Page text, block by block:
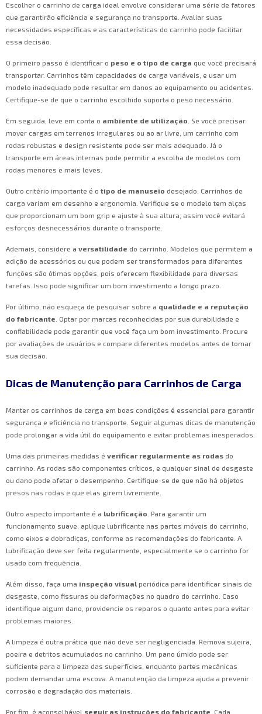
Escolher o carrinho de carga ideal envolve considerar uma série de fatores
que garantirão eficiência e segurança no transporte. Avaliar suas
necessidades específicas e as características do carrinho pode facilitar
essa decisão.
O primeiro passo é identificar o peso e o tipo de carga que você precisará
transportar. Carrinhos têm capacidades de carga variáveis, e usar um
modelo inadequado pode resultar em danos ao equipamento ou acidentes.
Certifique-se de que o carrinho escolhido suporta o peso necessário.
Em seguida, leve em conta o ambiente de utilização . Se você precisar
mover cargas em terrenos irregulares ou ao ar livre, um carrinho com
rodas robustas e design resistente pode ser mais adequado. Já o
transporte em áreas internas pode permitir a escolha de modelos com
rodas menores e mais leves.
Outro critério importante é o tipo de manuseio desejado. Carrinhos de
carga variam em desenho e ergonomia. Verifique se o modelo tem alças
que proporcionam um bom grip e ajuste à sua altura, assim você evitará
esforços desnecessários durante o transporte.
Ademais, considere a versatilidade do carrinho. Modelos que permitem a
adição de acessórios ou que podem ser transformados para diferentes
funções são ótimas opções, pois oferecem flexibilidade para diversas
tarefas. Isso pode significar um bom investimento a longo prazo.
Por último, não esqueça de pesquisar sobre a qualidade e a reputação
do fabricante . Optar por marcas reconhecidas por sua durabilidade e
confiabilidade pode garantir que você faça um bom investimento. Procure
por avaliações de usuários e compare diferentes modelos antes de tomar
sua decisão.
Dicas de Manutenção para Carrinhos de Carga
Manter os carrinhos de carga em boas condições é essencial para garantir
segurança e eficiência no transporte. Seguir algumas dicas de manutenção
pode prolongar a vida útil do equipamento e evitar problemas inesperados.
Uma das primeiras medidas é verificar regularmente as rodas do
carrinho. As rodas são componentes críticos, e qualquer sinal de desgaste
ou dano pode afetar o desempenho. Certifique-se de que não há objetos
presos nas rodas e que elas girem livremente.
Outro aspecto importante é a lubrificação . Para garantir um
funcionamento suave, aplique lubrificante nas partes móveis do carrinho,
como eixos e dobradiças, conforme as recomendações do fabricante. A
lubrificação deve ser feita regularmente, especialmente se o carrinho for
usado com frequência.
Além disso, faça uma inspeção visual periódica para identificar sinais de
desgaste, como fissuras ou deformações no quadro do carrinho. Caso
identifique algum dano, providencie os reparos o quanto antes para evitar
problemas maiores.
A limpeza é outra prática que não deve ser negligenciada. Remova sujeira,
poeira e detritos acumulados no carrinho. Um pano úmido pode ser
suficiente para a limpeza das superfícies, enquanto partes mecânicas
podem demandar uma escova. A manutenção da limpeza ajuda a prevenir
corrosão e degradação dos materiais.
Por fim, é aconselhável seguir as instruções do fabricante . Cada